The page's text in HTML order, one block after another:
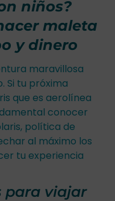
niños?
maleta
y dinero
maravillosa
Si tu próxima
que es aerolínea
conocer
política de
al máximo los
tu experiencia
para viajar